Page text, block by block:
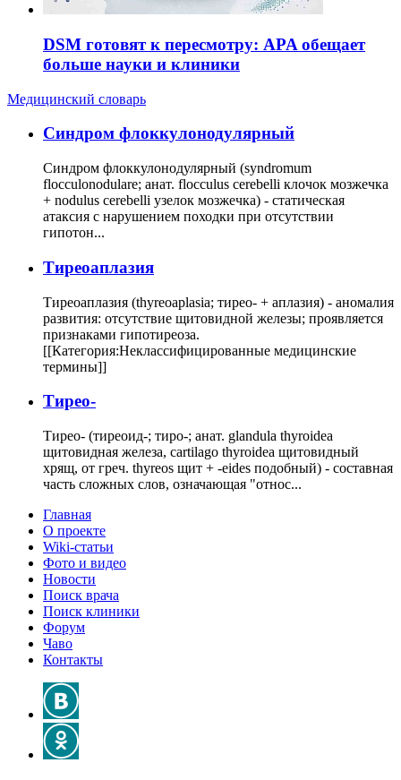
DSM готовят к пересмотру: APA обещает
больше науки и клиники
Медицинский словарь
Cиндром флоккулонодулярный
Синдром флоккулонодулярный (syndromum
flocculonodulare; анат. flocculus cerebelli клочок мозжечка
+ nodulus cerebelli узелок мозжечка) - статическая
атаксия с нарушением походки при отсутствии
гипотон...
Тиреоаплазия
Тиреоаплазия (thyreoaplasia; тирео- + аплазия) - аномалия
развития: отсутствие щитовидной железы; проявляется
признаками гипотиреоза.
[[Категория:Неклассифицированные медицинские
термины]]
Тирео-
Тирео- (тиреоид-; тиро-; анат. glandula thyroidea
щитовидная железа, cartilago thyroidea щитовидный
хрящ, от греч. thyreos щит + -eides подобный) - составная
часть сложных слов, означающая "относ...
Главная
О проекте
Wiki-статьи
Фото и видео
Новости
Поиск врача
Поиск клиники
Форум
Чаво
Контакты